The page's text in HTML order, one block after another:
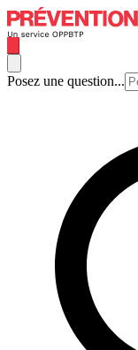
Posez une question...